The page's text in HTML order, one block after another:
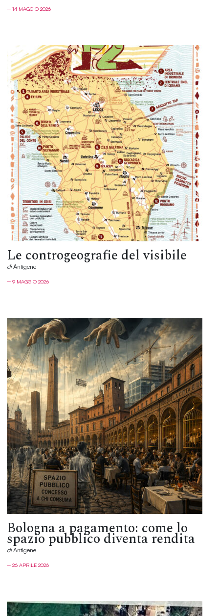
─ 14 MAGGIO 2026
Le controgeografie del visibile
diAntìgene
─ 9 MAGGIO 2026
Bologna a pagamento: come lo
spazio pubblico diventa rendita
diAntìgene
─ 26 APRILE 2026